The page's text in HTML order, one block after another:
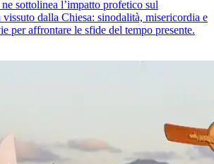
sottolinea l’impatto profetico sul
vissuto dalla Chiesa: sinodalità, misericordia e
per affrontare le sfide del tempo presente.